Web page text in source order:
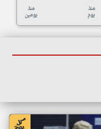
منذ
يومين
منذ
يوم